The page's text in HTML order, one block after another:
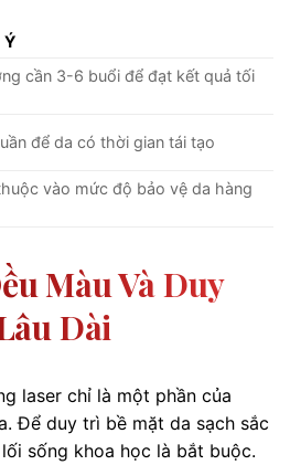
Ý
cần 3-6 buổi để đạt kết quả tối
để da có thời gian tái tạo
vào mức độ bảo vệ da hàng
Màu Và Duy
Dài
laser chỉ là một phần của
Để duy trì bề mặt da sạch sắc
sống khoa học là bắt buộc.